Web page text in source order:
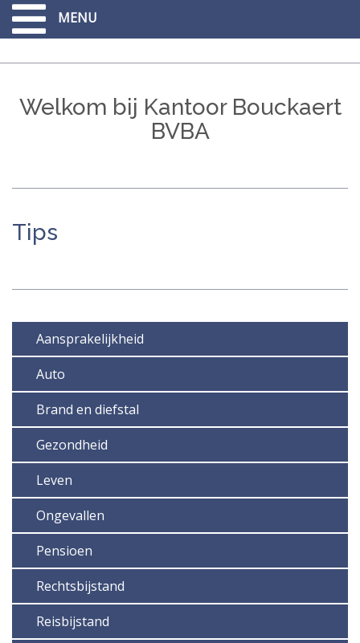
Overslaan
en
naar
de
gaan
MENU
Welkom bij Kantoor Bouckaert
BVBA
Tips
Aansprakelijkheid
Auto
Brand en diefstal
Gezondheid
Leven
Ongevallen
Pensioen
Rechtsbijstand
Reisbijstand